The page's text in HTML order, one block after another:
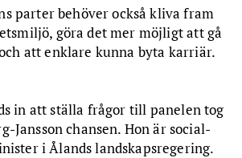
parter behöver också kliva fram
göra det mer möjligt att gå
att enklare kunna byta karriär.
in att ställa frågor till panelen tog
Jansson chansen. Hon är social-
i Ålands landskapsregering.